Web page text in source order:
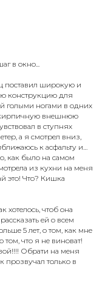
в окно...
поставил широкую и
конструкцию для
голыми ногами в одних
кирпичную внешнюю
в ступнях
а я смотрел вниз,
к асфальту и…
как было на самом
из кухни на меня
это! Что? Кишка
хотелось, чтоб она
ей о всем
5 лет, о том, как мне
том, что я не виноват!
Обрати на меня
прозвучал только в